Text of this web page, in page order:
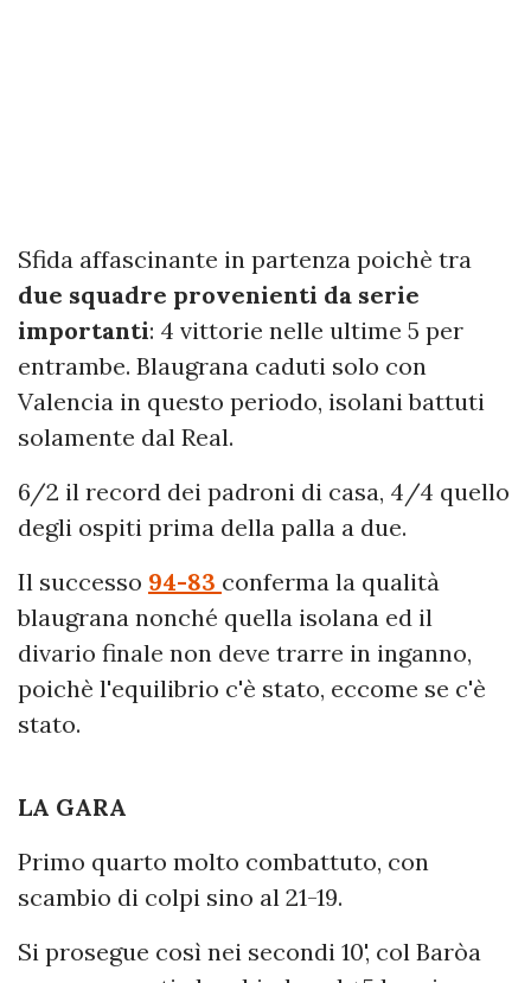
Sfida affascinante in partenza poichè tra
due squadre provenienti da serie
importanti: 4 vittorie nelle ultime 5 per
entrambe. Blaugrana caduti solo con
Valencia in questo periodo, isolani battuti
solamente dal Real.
6/2 il record dei padroni di casa, 4/4 quello
degli ospiti prima della palla a due.
Il successo 94-83 conferma la qualità
blaugrana nonché quella isolana ed il
divario finale non deve trarre in inganno,
poichè l'equilibrio c'è stato, eccome se c'è
stato.
LA GARA
Primo quarto molto combattuto, con
scambio di colpi sino al 21-19.
Si prosegue così nei secondi 10', col Baròa